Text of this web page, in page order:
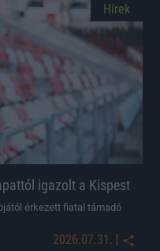
Hírek
igazolt a Kispest
érkezett fiatal támadó
2026.07.31. |